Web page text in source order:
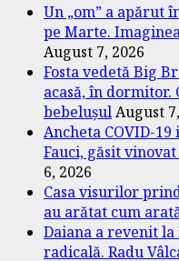
Un „om” a apărut
pe Marte.
August 7, 2026
Fosta vedetă Big
acasă, în
bebelușulAugust
Ancheta COVID-
Fauci, găsit
6, 2026
Casa visurilor
au arătat cum
Daiana a revenit
radicală. Radu